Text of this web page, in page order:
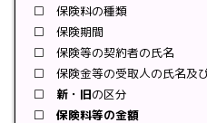
□ 保険料の種類
□ 保険期間
□ 保険等の契約者の氏名
□ 保険金等の受取人の氏名及
□ 新・旧の区分
□ 保険料等の金額